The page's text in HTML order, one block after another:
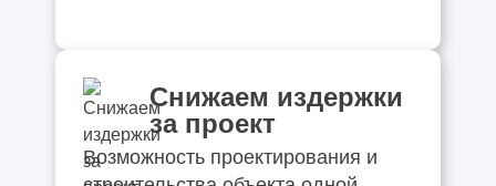
Снижаем издержки
за проект
Возможность проектирования и